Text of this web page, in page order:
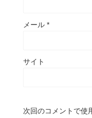
メール *
サイト
次回のコメントで使